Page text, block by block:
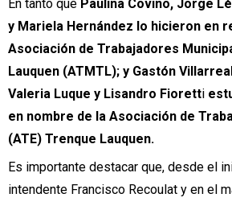
En tanto que Paulina Covino, Jorge
y Mariela Hernández lo hicieron en
Asociación de Trabajadores
Lauquen (ATMTL); y Gastón
Valeria Luque y Lisandro Fioretti
en nombre de la Asociación de
(ATE) Trenque Lauquen.
Es importante destacar que, desde el
intendente Francisco Recoulat y en el